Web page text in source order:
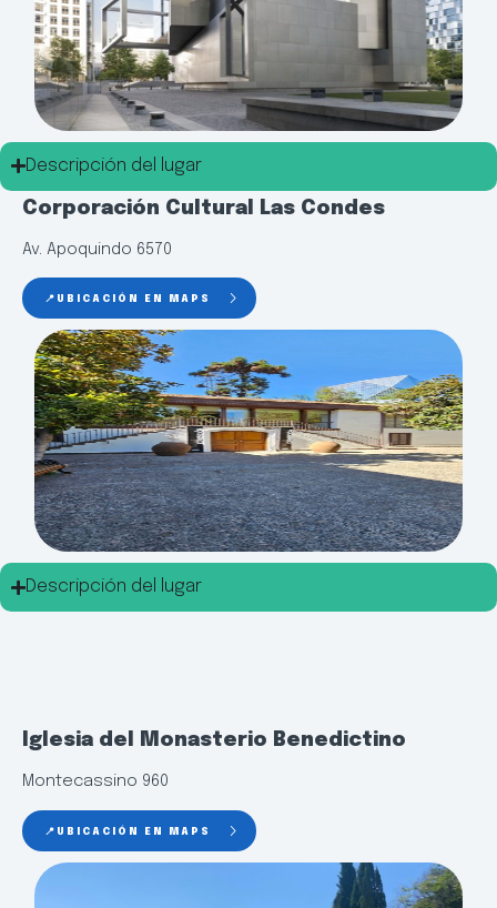
Descripción del lugar
Corporación Cultural Las Condes
Av. Apoquindo 6570
📍UBICACIÓN EN MAPS
Descripción del lugar
Iglesia del Monasterio Benedictino
Montecassino 960
📍UBICACIÓN EN MAPS